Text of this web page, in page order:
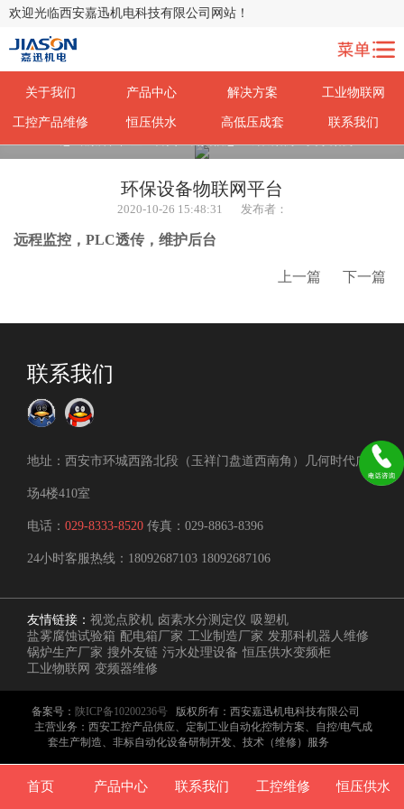
欢迎光临西安嘉迅机电科技有限公司网站！
关于我们 产品中心 解决方案 工业物联网
工控产品维修 恒压供水 高低压成套
联系我们
环保设备物联网平台
2020-10-26 15:48:31 发布者：
远程监控，PLC透传，维护后台
上一篇 下一篇
联系我们
地址：西安市环城西路北段（玉祥门盘道西南角）几何时代广
场4楼410室
电话： 029-8333-8520 传真：029-8863-8396
24小时客服热线： 18092687103 18092687106
友情链接： 视觉点胶机 卤素水分测定仪 吸塑机
盐雾腐蚀试验箱 配电箱厂家 工业制造厂家 发那科机器人维修
锅炉生产厂家 搜外友链 污水处理设备 恒压供水变频柜
工业物联网 变频器维修
备案号： 陕ICP备10200236号版权所有：西安嘉迅机电科技有限公司
主营业务：西安工控产品供应、定制工业自动化控制方案、自控/电气成
套生产制造、非标自动化设备研制开发、技术（维修）服务
首页 产品中心 联系我们 工控维修 恒压供水